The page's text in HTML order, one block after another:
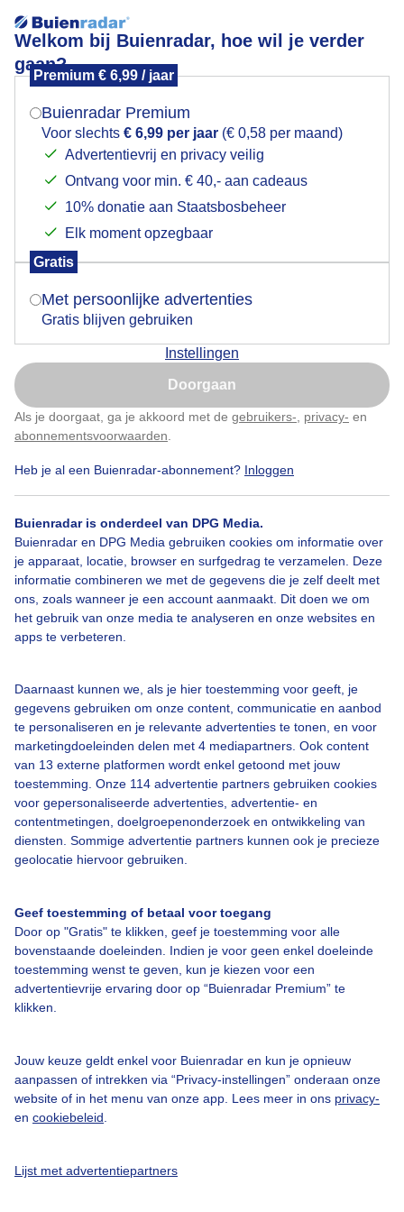
Welkom bij Buienradar, hoe wil je verder
gaan?
Premium € 6,99 / jaar
Buienradar Premium
Voor slechts € 6,99 per jaar (€ 0,58 per maand)
Advertentievrij en privacy veilig
Ontvang voor min. € 40,- aan cadeaus
10% donatie aan Staatsbosbeheer
Elk moment opzegbaar
Gratis
Met persoonlijke advertenties
Gratis blijven gebruiken
Instellingen
Doorgaan
Als je doorgaat, ga je akkoord met de gebruikers- privacy- en
abonnementsvoorwaarden
Heb je al een Buienradar-abonnement? Inloggen
Buienradar is onderdeel van DPG Media.
Buienradar en DPG Media gebruiken cookies om informatie over
je apparaat, locatie, browser en surfgedrag te verzamelen. Deze
informatie combineren we met de gegevens die je zelf deelt met
ons, zoals wanneer je een account aanmaakt. Dit doen we om
het gebruik van onze media te analyseren en onze websites en
apps te verbeteren.
Daarnaast kunnen we, als je hier toestemming voor geeft, je
gegevens gebruiken om onze content, communicatie en aanbod
te personaliseren en je relevante advertenties te tonen, en voor
marketingdoeleinden delen met 4 mediapartners. Ook content
van 13 externe platformen wordt enkel getoond met jouw
toestemming. Onze 114 advertentie partners gebruiken cookies
voor gepersonaliseerde advertenties, advertentie- en
contentmetingen, doelgroepenonderzoek en ontwikkeling van
diensten. Sommige advertentie partners kunnen ook je precieze
geolocatie hiervoor gebruiken.
Geef toestemming of betaal voor toegang
Door op "Gratis" te klikken, geef je toestemming voor alle
bovenstaande doeleinden. Indien je voor geen enkel doeleinde
toestemming wenst te geven, kun je kiezen voor een
advertentievrije ervaring door op “Buienradar Premium” te
klikken.
Jouw keuze geldt enkel voor Buienradar en kun je opnieuw
aanpassen of intrekken via “Privacy-instellingen” onderaan onze
website of in het menu van onze app. Lees meer in ons privacy-
en cookiebeleid
Lijst met advertentiepartners
Snelopkomende dikke mist
Door: ria brasser Gemaakt: 03-03-2021, 475x bekeken
Snelopkomendemist Weinigzicht
Bekijk slideshow
Over Buienradar
Bedrijfsgegevens
Contact
Toegankelijkheid
Gebruikersvoorwaarden
Adverteren
Privacy beleid
Cookie beleid
Mogen we je locatie gebruiken voor het
Indien je hier nog geen akkoord op hebt gegeven,
verschijnt er zo een pop-up uit je browser waarin
Is goed, toon de popup
Nu niet, misschien later
Klik hierom dit aan te passen